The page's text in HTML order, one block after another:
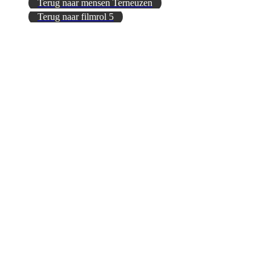
Terug naar mensen Terneuzen
Terug naar filmrol 5